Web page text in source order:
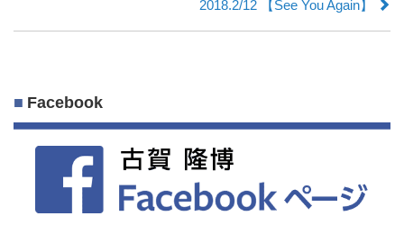
2018.2/12 【See You Again】
Facebook